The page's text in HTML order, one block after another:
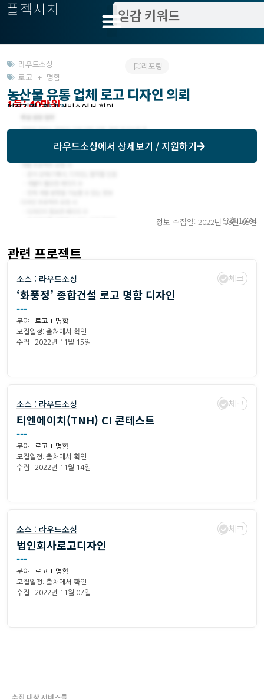
플젝서치
라우드소싱
로고 + 명함
리포팅
농산물 유통 업체 로고 디자인 의뢰
1등: 40만원
모집기한 : 03/12
예상기간 : 해당 서비스에서 확인
라우드소싱에서 상세보기 / 지원하기
정보 수집일: 2022년 03월 05일
오후 10:04
관련 프로젝트
소스 : 라우드소싱 체크
‘화풍정’ 종합건설 로고 명함 디자인
---
분야 : 로고 + 명함
모집일정: 출처에서 확인
수집 : 2022년 11월 15일
소스 : 라우드소싱 체크
티엔에이치(TNH) CI 콘테스트
---
분야 : 로고 + 명함
모집일정: 출처에서 확인
수집 : 2022년 11월 14일
소스 : 라우드소싱 체크
법인회사로고디자인
---
분야 : 로고 + 명함
모집일정: 출처에서 확인
수집 : 2022년 11월 07일